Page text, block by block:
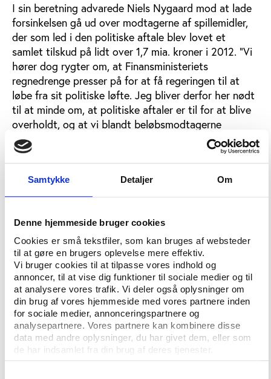
Samtykke Detaljer Om
Denne hjemmeside bruger cookies
Cookies er små tekstfiler, som kan bruges af websteder
til at gøre en brugers oplevelse mere effektiv.
Vi bruger cookies til at tilpasse vores indhold og
annoncer, til at vise dig funktioner til sociale medier og til
at analysere vores trafik. Vi deler også oplysninger om
din brug af vores hjemmeside med vores partnere inden
for sociale medier, annonceringspartnere og
analysepartnere. Vores partnere kan kombinere disse
data med andre oplysninger, du har givet dem, eller som
de har indsamlet fra din brug af deres tjenester.
I sin beretning advarede Niels Nygaard mod at lade
forsinkelsen gå ud over modtagerne af spillemidler,
der som led i den politiske aftale blev lovet et
samlet tilskud på lidt over 1,7 mia. kroner i 2012. ”Vi
hører dog rygter om, at Finansministeriets
regnedrenge presser på for at få regeringen til at
løbe fra sit politiske løfte. Jeg bliver derfor her nødt
til at minde om, at politiske aftaler er til for at blive
overholdt, og at vi blandt beløbsmodtagerne
forventer, at regeringen og Folketinget har en plan B
klar for at sikre beløbsmodtagerne det lovede
tilskudsniveau – også selv om det ikke er lykkedes at
få spillelovgivningen gennemført til tiden,” sagde
Niels Nygaard. Han advarede samtidig mod et nyt
der i værste fald kan fjerne foreningslivets knapt ti
år gamle momsfritagelse og sende
foreningskassererne på overarbejde, hvis
foreningerne igen skal udarbejde momsregnskaber.
Fokus på match-fixing under dansk EU-
formandskab
Generelt har EU fået større indflydelse på